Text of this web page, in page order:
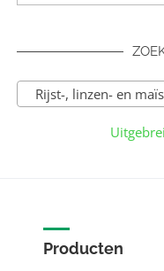
Rijst-, linzen- en
Producten